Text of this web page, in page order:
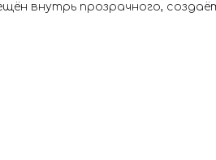
внутрь прозрачного,